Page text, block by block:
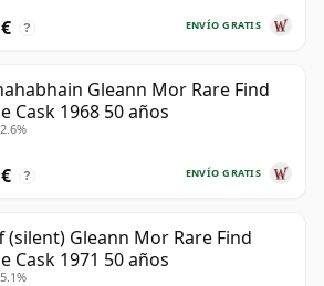
ENVÍO GRATIS
?
Gleann Mor Rare Find
Cask 1968 50 años
ENVÍO GRATIS
?
(silent) Gleann Mor Rare Find
Cask 1971 50 años